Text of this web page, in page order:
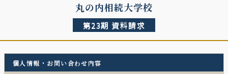
丸の内相続大学校
第23期 資料請求
個人情報・お問い合わせ内容